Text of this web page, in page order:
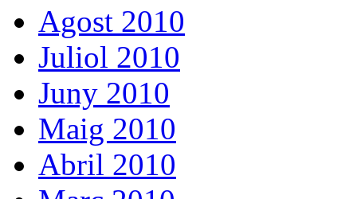
Agost 2010
Juliol 2010
Juny 2010
Maig 2010
Abril 2010